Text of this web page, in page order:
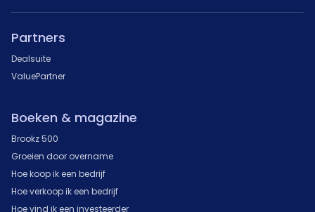
Partners
Dealsuite
ValuePartner
Boeken & magazine
Brookz 500
Groeien door overname
Hoe koop ik een bedrijf
Hoe verkoop ik een bedrijf
Hoe vind ik een investeerder